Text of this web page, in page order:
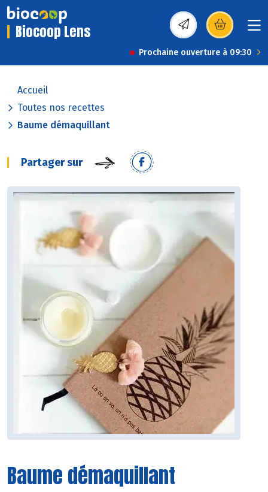
Biocoop Lens (s’ouvre dans une
Prochaine ouverture à 09:30
Accueil
Toutes nos recettes
Baume démaquillant
Partager sur
Baume démaquillant